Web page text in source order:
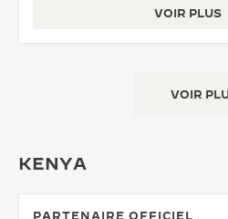
VOIR PLUS
VOIR
KENYA
PARTENAIRE OFFICIEL